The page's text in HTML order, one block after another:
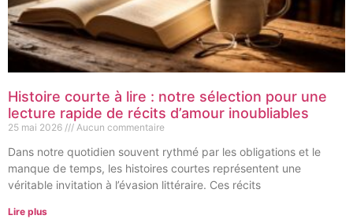
Histoire courte à lire : notre sélection pour une
lecture rapide de récits d’amour inoubliables
25 mai 2026 Aucun commentaire
Dans notre quotidien souvent rythmé par les obligations et le
manque de temps, les histoires courtes représentent une
véritable invitation à l’évasion littéraire. Ces récits
Lire plus